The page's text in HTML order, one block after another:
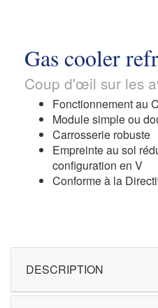
Gas cooler
Coup d'œil sur les
Fonctionnement au
Module simple ou
Carrosserie robuste
Empreinte au sol
configuration en V
Conforme à la
DESCRIPTION